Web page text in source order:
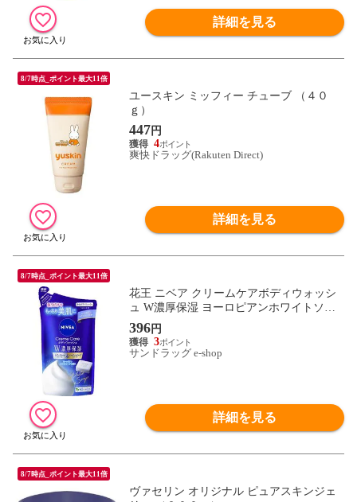
詳細を見る
8/7時点_ポイント最大11倍
ユースキン ミッフィー チューブ （４０
ｇ）
447 円
4
爽快ドラッグ(Rakuten Direct)
詳細を見る
8/7時点_ポイント最大11倍
花王 ニベア クリームケアボディウォッシ
ュ W濃厚保湿 ヨーロピアンホワイトソー
プの香り つめかえ用 340ml
396円
3
サンドラッグ e-shop
詳細を見る
8/7時点_ポイント最大11倍
ヴァセリン オリジナル ピュアスキンジェ